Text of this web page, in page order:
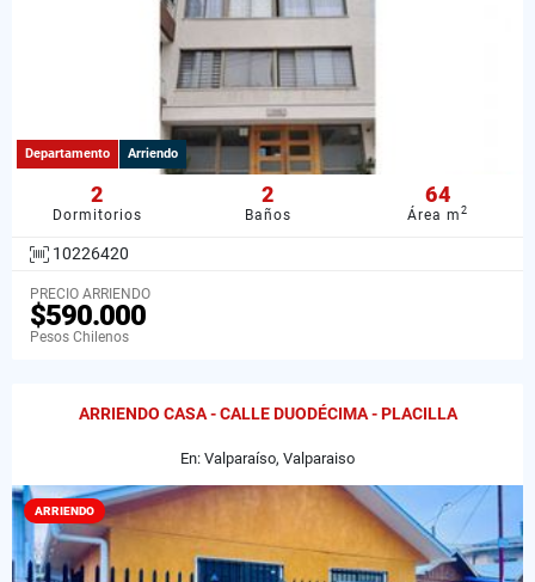
Departamento Arriendo
2
Dormitorios
2
Baños
64
Área m2
10226420
PRECIO ARRIENDO
$590.000
Pesos Chilenos
ARRIENDO CASA - CALLE DUODÉCIMA - PLACILLA
En: Valparaíso, Valparaiso
ARRIENDO